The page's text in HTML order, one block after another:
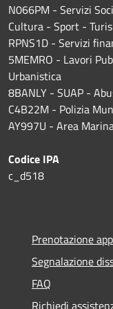
N066PM - Servizi
Cultura - Sport -
RPNS1D - Servizi
5MEMRO - Lavori
Urbanistica
8BANLY - SUAP -
C4B22M - Polizia
AY997U - Area
Codice IPA
c_d518
Prenotazione
Segnalazione
FAQ
Richiedi